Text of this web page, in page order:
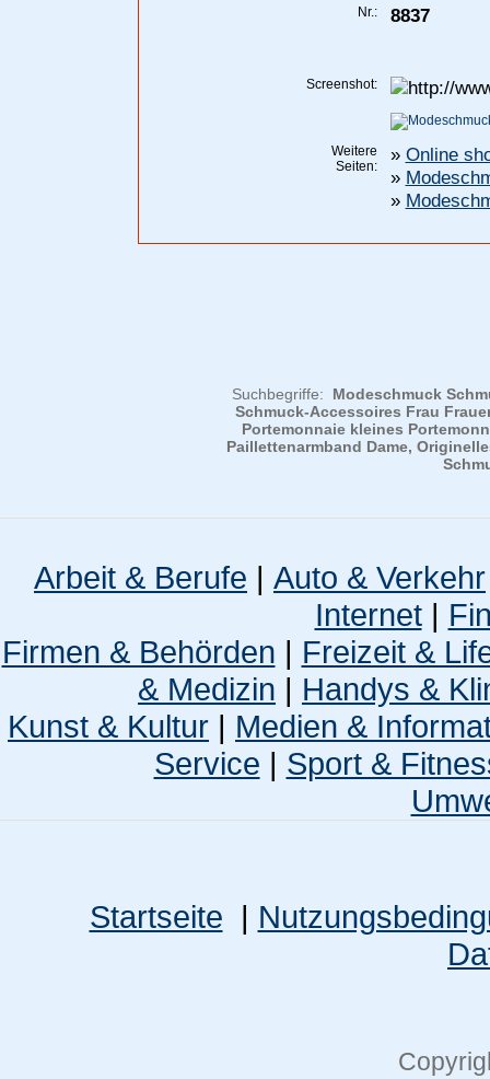
Nr.: 8837
Screenshot:
Weitere
Seiten:
» Online
»
»
Suchbegriffe: Modeschmuck
Schmuck-Accessoires Frau
Portemonnaie kleines
Paillettenarmband Dame,
Arbeit & Berufe | Auto & Verkehr
Internet|
Firmen & Behörden | Freizeit &
& Medizin | Handys &
Kunst & Kultur | Medien &
Service | Sport &
Startseite |